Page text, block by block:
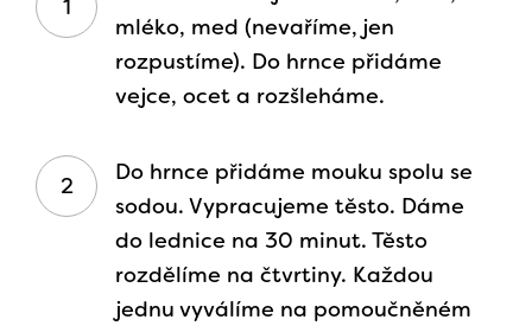
mléko, med (nevaříme, jen
rozpustíme). Do hrnce přidáme
vejce, ocet a rozšleháme.
Do hrnce přidáme mouku spolu se
sodou. Vypracujeme těsto. Dáme
do lednice na 30 minut. Těsto
rozdělíme na čtvrtiny. Každou
jednu vyválíme na pomoučněném